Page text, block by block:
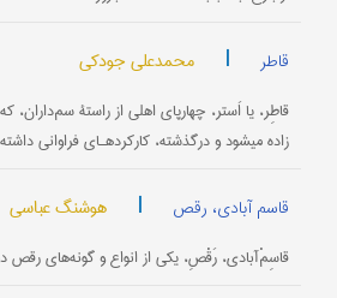
قاطر | محمدعلی جودکی
زاده می‎شود و درگذشته، کارکردهـای فراوانی داشته است.
قاسم آبادی، رقص | هوشنگ عباسی
قاسِمْ‌آبادی، رَقْصِ، یکی از انواع و گونه‌های رقص